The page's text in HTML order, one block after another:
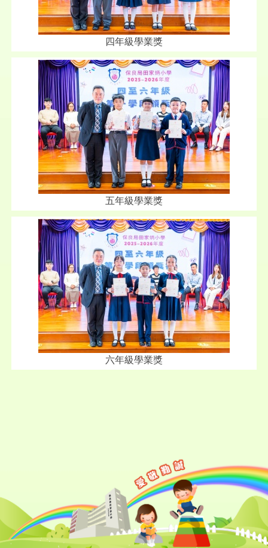
四年級學業獎
五年級學業獎
六年級學業獎